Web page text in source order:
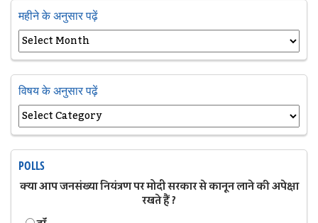
महीने के अनुसार पढ़ें
विषय के अनुसार पढ़ें
POLLS
क्या आप जनसंख्या नियंत्रण पर मोदी सरकार से कानून लाने की अपेक्षा
रखते हैं ?